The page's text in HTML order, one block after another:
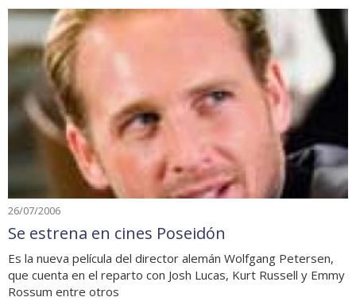
26/07/2006
Se estrena en cines Poseidón
Es la nueva película del director alemán Wolfgang Petersen,
que cuenta en el reparto con Josh Lucas, Kurt Russell y Emmy
Rossum entre otros